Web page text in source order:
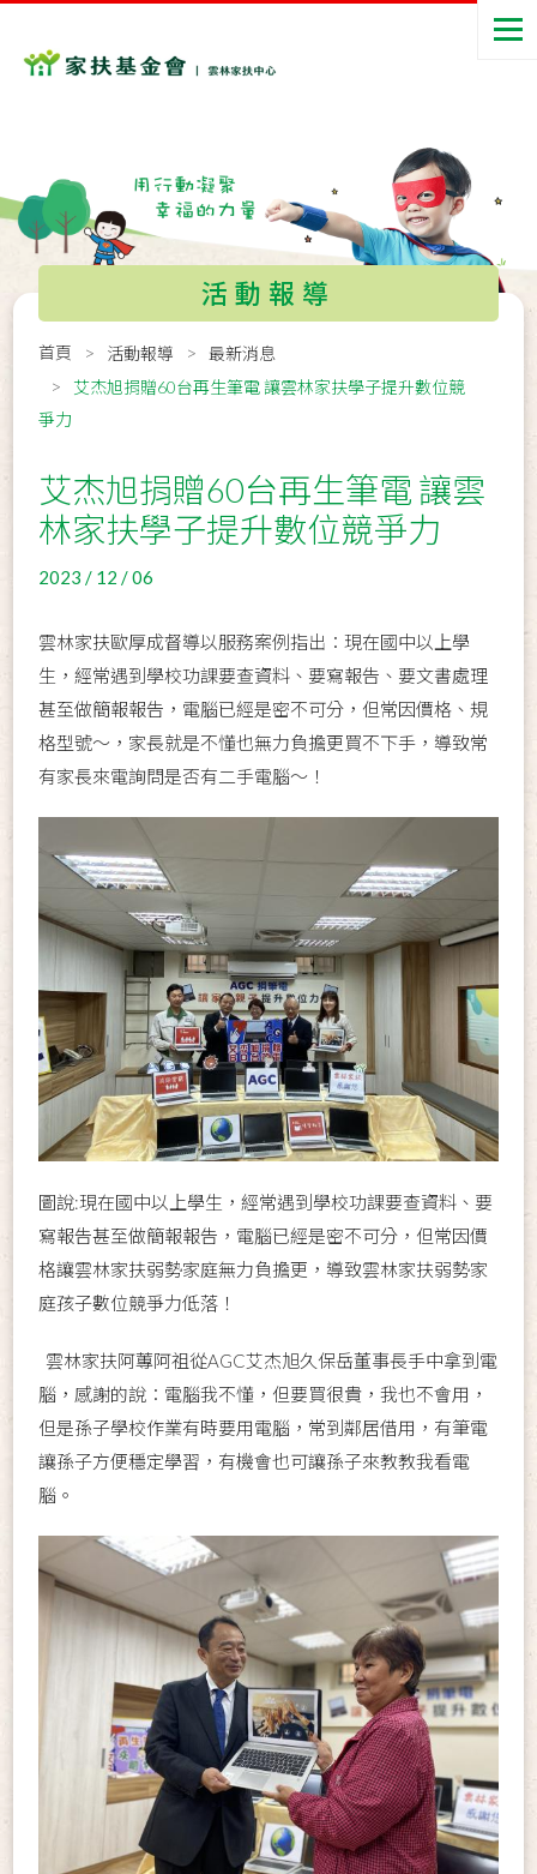
活動報導
首頁 活動報導
最新消息
艾杰旭捐贈60台再生筆電 讓雲林家扶學子提升數位競
爭力
艾杰旭捐贈60台再生筆電 讓雲
林家扶學子提升數位競爭力
2023 / 12 / 06
雲林家扶歐厚成督導以服務案例指出：現在國中以上學
生，經常遇到學校功課要查資料、要寫報告、要文書處理
甚至做簡報報告，電腦已經是密不可分，但常因價格、規
格型號～，家長就是不懂也無力負擔更買不下手，導致常
有家長來電詢問是否有二手電腦～！
圖說:現在國中以上學生，經常遇到學校功課要查資料、要
寫報告甚至做簡報報告，電腦已經是密不可分，但常因價
格讓雲林家扶弱勢家庭無力負擔更，導致雲林家扶弱勢家
庭孩子數位競爭力低落！
雲林家扶阿蓴阿祖從AGC艾杰旭久保岳董事長手中拿到電
腦，感謝的說：電腦我不懂，但要買很貴，我也不會用，
但是孫子學校作業有時要用電腦，常到鄰居借用，有筆電
讓孫子方便穩定學習，有機會也可讓孫子來教教我看電
腦。